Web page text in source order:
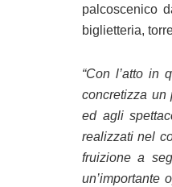
palcoscenico
biglietteria,
“Con l’atto in
concretizza un
ed agli
realizzati nel
fruizione a
un’importante